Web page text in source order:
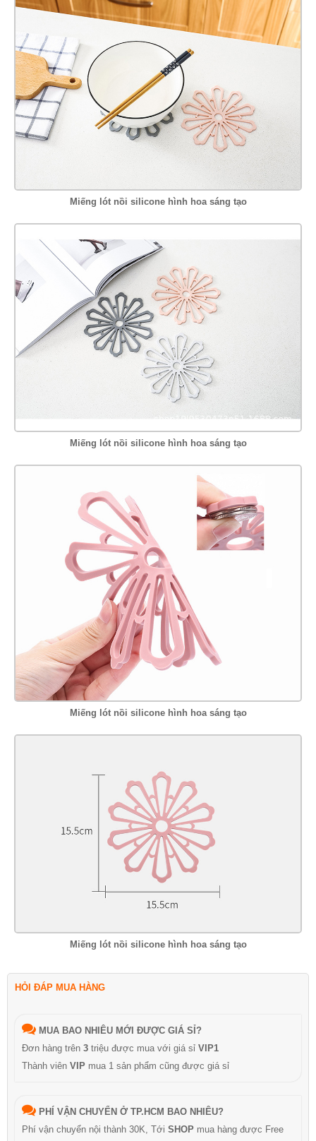
Miếng lót nồi silicone hình hoa sáng tạo
Miếng lót nồi silicone hình hoa sáng tạo
Miếng lót nồi silicone hình hoa sáng tạo
Miếng lót nồi silicone hình hoa sáng tạo
HỎI ĐÁP MUA HÀNG
MUA BAO NHIÊU MỚI ĐƯỢC GIÁ SỈ?
Đơn hàng trên 3 triệu được mua với giá sỉ VIP1
Thành viên VIP mua 1 sản phẩm cũng được giá sỉ
PHÍ VẬN CHUYỂN Ở TP.HCM BAO NHIÊU?
Phí vận chuyển nội thành 30K, Tới SHOP mua hàng được Free